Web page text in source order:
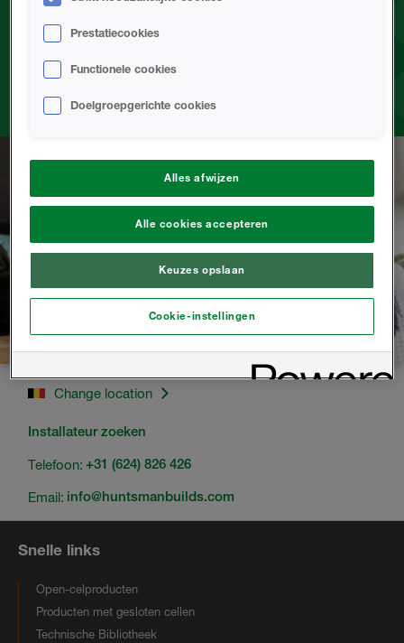
Change location
Installateur zoeken
Telefoon: +31 (624) 826 426
Email: info@huntsmanbuilds.com
Snelle links
Open-celproducten
Producten met gesloten cellen
Technische Bibliotheek
Prestatiecookies
Functionele cookies
Doelgroepgerichte cookies
Alles afwijzen
Alle cookies accepteren
Keuzes opslaan
Cookie-instellingen